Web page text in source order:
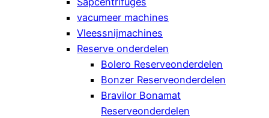
vacumeer machines
Vleessnijmachines
Reserve onderdelen
Bolero Reserveonderdelen
Bonzer Reserveonderdelen
Bravilor Bonamat
Reserveonderdelen